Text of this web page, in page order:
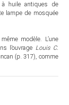
huile antiques de
lampe de mosquée
modèle. L’une
l’ouvrage Louis C.
(p. 317), comme